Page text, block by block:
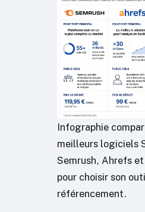
Infographie
meilleurs logiciels
Semrush, Ahrefs
pour choisir son
référencement.